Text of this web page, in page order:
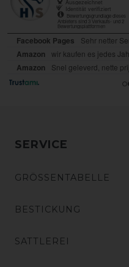
SERVICE
GRÖSSENTABELLE
BESTICKUNG
SATTLEREI